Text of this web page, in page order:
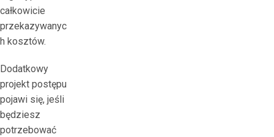
całkowicie
przekazywanyc
h kosztów.
Dodatkowy
projekt postępu
pojawi się, jeśli
będziesz
potrzebować